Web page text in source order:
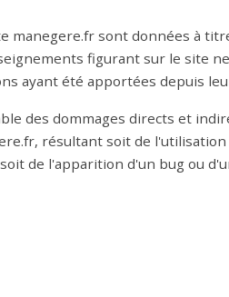
manegere.fr sont données à
figurant sur le site
ayant été apportées depuis
des dommages directs et
résultant soit de
de l'apparition d'un bug ou